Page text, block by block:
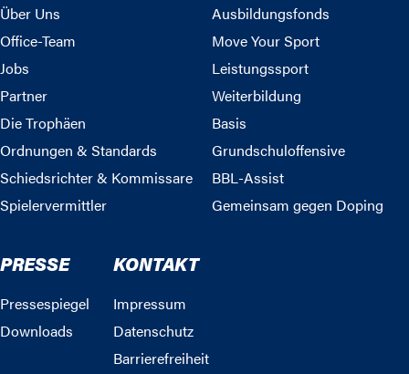
Über Uns
Office-Team
Jobs
Partner
Die Trophäen
Ordnungen & Standards
Schiedsrichter & Kommissare
Spielervermittler
Ausbildungsfonds
Move Your Sport
Leistungssport
Weiterbildung
Basis
Grundschuloffensive
BBL-Assist
Gemeinsam gegen Doping
PRESSE
Pressespiegel
Downloads
KONTAKT
Impressum
Datenschutz
Barrierefreiheit